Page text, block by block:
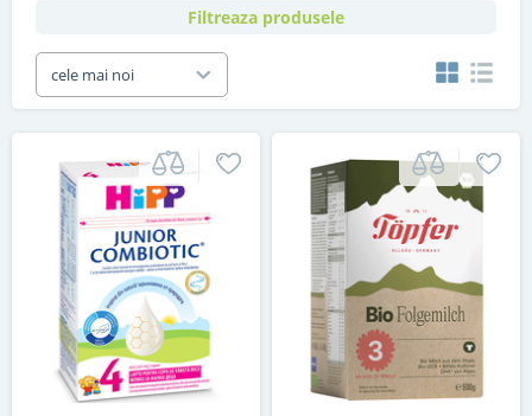
Filtreaza produsele
cele mai noi